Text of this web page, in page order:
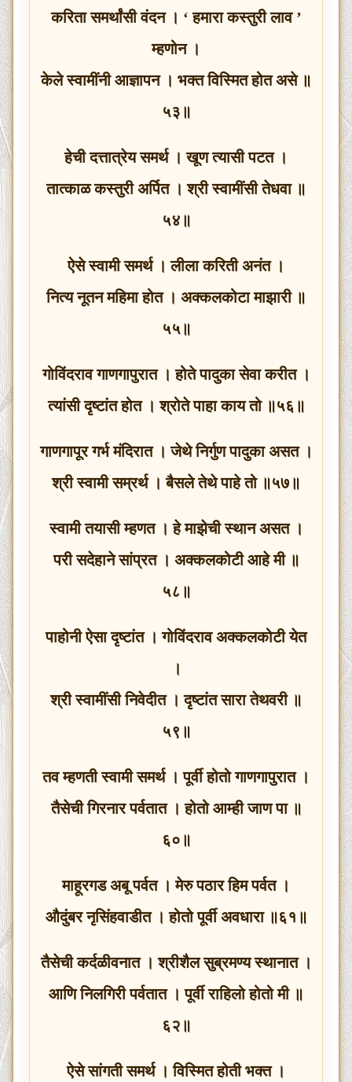
करिता समर्थांसी वंदन । ‘ हमारा कस्तुरी लाव ’
म्हणोन ।
केले स्वामींनी आज्ञापन । भक्त विस्मित होत असे ॥
५३॥
हेची दत्तात्रेय समर्थ । खूण त्यासी पटत ।
तात्काळ कस्तुरी अर्पित । श्री स्वामींसी तेधवा ॥
५४॥
ऐसे स्वामी समर्थ । लीला करिती अनंत ।
नित्य नूतन महिमा होत । अक्कलकोटा माझारी ॥
५५॥
गोविंदराव गाणगापुरात । होते पादुका सेवा करीत ।
त्यांसी दृष्टांत होत । श्रोते पाहा काय तो ॥५६॥
गाणगापूर गर्भ मंदिरात । जेथे निर्गुण पादुका असत ।
श्री स्वामी सम्रर्थ । बैसले तेथे पाहे तो ॥५७॥
स्वामी तयासी म्हणत । हे माझेची स्थान असत ।
परी सदेहाने सांप्रत । अक्कलकोटी आहे मी ॥
५८॥
पाहोनी ऐसा दृष्टांत । गोविंदराव अक्कलकोटी येत
।
श्री स्वामींसी निवेदीत । दृष्टांत सारा तेथवरी ॥
५९॥
तव म्हणती स्वामी समर्थ । पूर्वी होतो गाणगापुरात ।
तैसेची गिरनार पर्वतात । होतो आम्ही जाण पा ॥
६०॥
माहूरगड अबू पर्वत । मेरु पठार हिम पर्वत ।
औदुंबर नृसिंहवाडीत । होतो पूर्वी अवधारा ॥६१॥
तैसेची कर्दळीवनात । श्रीशैल सुब्रमण्य स्थानात ।
आणि निलगिरी पर्वतात । पूर्वी राहिलो होतो मी ॥
६२॥
ऐसे सांगती समर्थ । विस्मित होती भक्त ।